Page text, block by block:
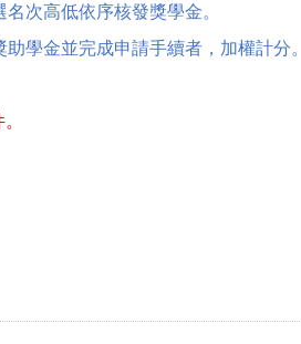
次高低依序核發獎學金。
學金並完成申請手續者，加權計分。